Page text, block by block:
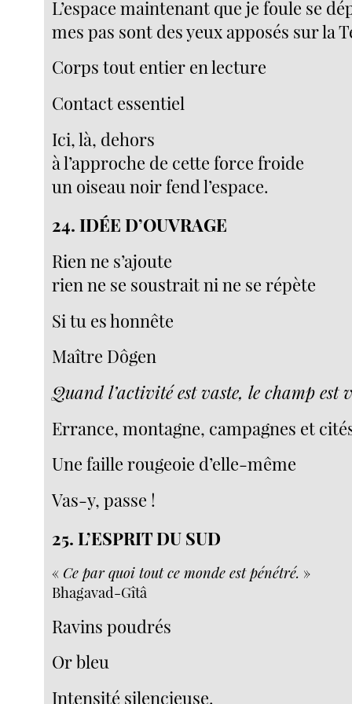
L’espace maintenant que je foule se
mes pas sont des yeux apposés sur la
Corps tout entier en lecture
Contact essentiel
Ici, là, dehors
à l’approche de cette force froide
un oiseau noir fend l’espace.
24. IDÉE D’OUVRAGE
Rien ne s’ajoute
rien ne se soustrait ni ne se répète
Si tu es honnête
Maître Dôgen
Quand l’activité est vaste, le champ est
Errance, montagne, campagnes et
Une faille rougeoie d’elle-même
Vas-y, passe !
25. L’ESPRIT DU SUD
« Ce par quoi tout ce monde est pénétré. »
Bhagavad-Gîtâ
Ravins poudrés
Or bleu
Intensité silencieuse.